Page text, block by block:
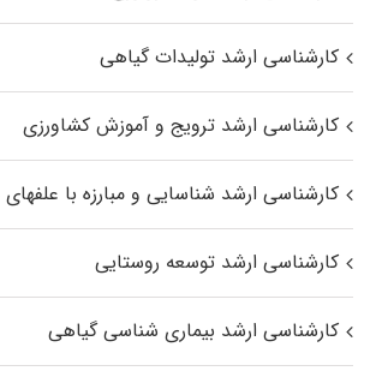
کارشناسی ارشد تولیدات گیاهی
کارشناسی ارشد ترویج و آموزش کشاورزی
کارشناسی ارشد شناسایی و مبارزه با
کارشناسی ارشد توسعه روستایی
کارشناسی ارشد بیماری‌ شناسی گیاهی